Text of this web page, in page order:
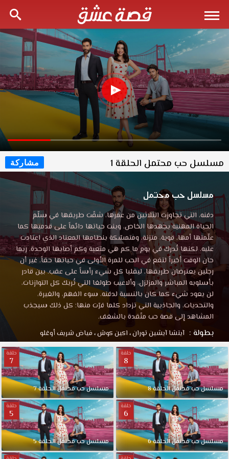
مسلسل حب محتمل الحلقة 1 مشاركة
مسلسل حب محتمل
دفنه، التي تجاوزت الثلاثين من عمرها، شقّت طريقها في سلّم
الحياة المهنية بجهدها الخاص، وبنت حياتها دائماً على قدميها كما
علّمتها أمها. قوية، متزنة، ومتمسّكة بنظامها المعتاد الذي اعتادت
عليه. لكنها تُدرك في يوم ما كم هي متعبة وكم أصابها الوحدة. ربما
حان الوقت أخيراً لتقع في الحب للمرة الأولى في حياتها حقاً. غير أن
رجلَين يعترضان طريقها، ليقلبا كل شيء رأساً على عقب. بين قادر
بأسلوبه المباشر والمزلزل، وألاعيب طولغا التي تُربك كل التوازنات،
لن يعود شيء كما كان بالنسبة لدفنه. سوء الفهم، والغيرة،
والتحديات، والجاذبية التي تزداد كلما فرّت منها؛ كل ذلك سيجذب
المشاهد إلى قصة حب متّقدة بالشغف.
بطولة : آيتشا آيشين توران، اكين كوش، فياض شريف أوغلو
حلقة
8
مسلسل حب محتمل الحلقة 8
حلقة
7
مسلسل حب محتمل الحلقة 7
حلقة
6
مسلسل حب محتمل الحلقة 6
حلقة
5
مسلسل حب محتمل الحلقة 5